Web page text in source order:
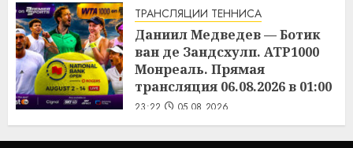
Дикий робот (2024) / The Wild
Robot смотреть онлайн
1:14 06.08.2026
ТРАНСЛЯЦИИ ТЕННИСА
Даниил Медведев — Ботик
ван де Зандсхулп. ATP1000
Монреаль. Прямая
трансляция 06.08.2026 в 01:00
23:22 05.08.2026